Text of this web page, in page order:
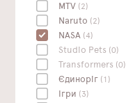
MTV (2)
Naruto (2)
NASA (4)
Studio Pets (0)
Transformers (0)
Єдиноріг (1)
Ігри (3)